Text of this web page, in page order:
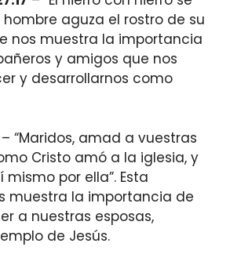
aguza el rostro de su
nos muestra la importancia
y amigos que nos
y desarrollarnos como
– “Maridos, amad a vuestras
Cristo amó a la iglesia, y
por ella”. Esta
muestra la importancia de
a nuestras esposas,
de Jesús.